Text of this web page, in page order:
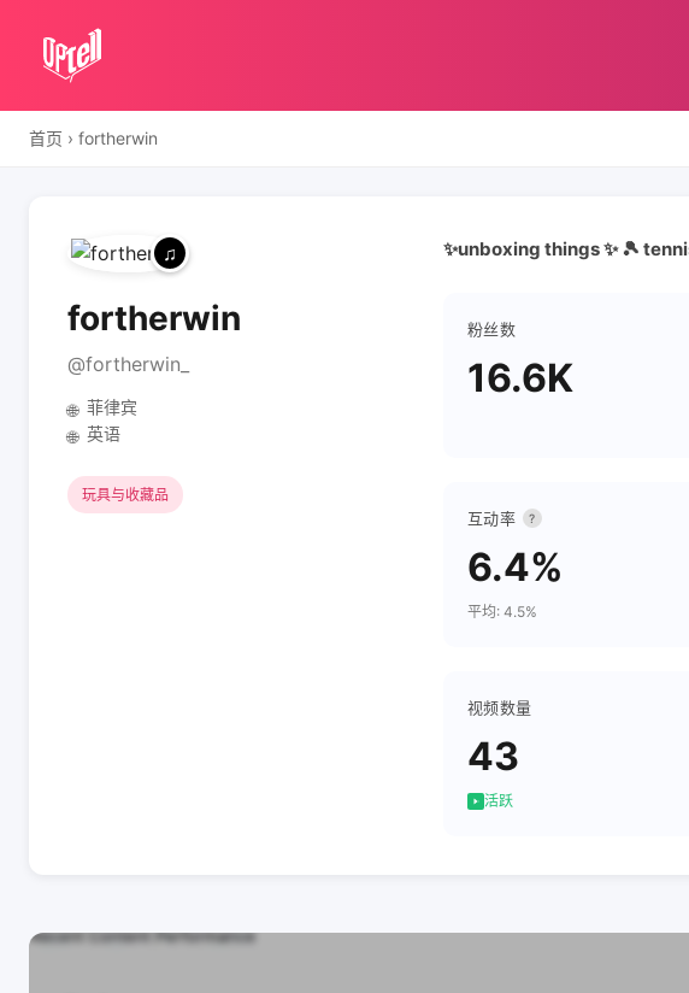
首页 › fortherwin
fortherwin
@fortherwin_
🌐 菲律宾
🌐 英语
玩具与收藏品
✨unboxing things ✨ 🎾
粉丝数
16.6K
互动率 ?
6.4%
平均: 4.5%
视频数量
43
活跃